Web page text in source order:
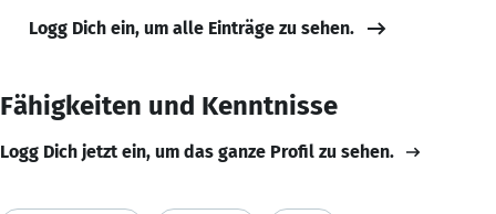
Logg Dich ein, um alle Einträge zu sehen.
Fähigkeiten und Kenntnisse
Logg Dich jetzt ein, um das ganze Profil zu sehen.